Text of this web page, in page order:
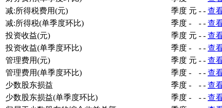
减:所得税费用(元)
季度 元 - - 查
减:所得税(单季度环比)
季度 - - - 查
投资收益(元)
季度 元 - - 查
投资收益(单季度环比)
季度 - - - 查
管理费用(元)
季度 元 - - 查
管理费用(单季度环比)
季度 - - - 查
少数股东损益
季度 - - - 查
少数股东损益(单季度环比)
季度 - - - 查